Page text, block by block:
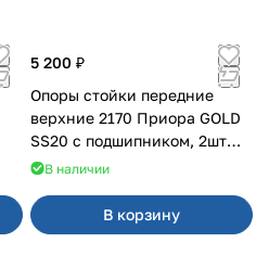
5 200 ₽
Опоры стойки передние
верхние 2170 Приора GOLD
SS20 с подшипником, 2шт
10116
В наличии
В корзину